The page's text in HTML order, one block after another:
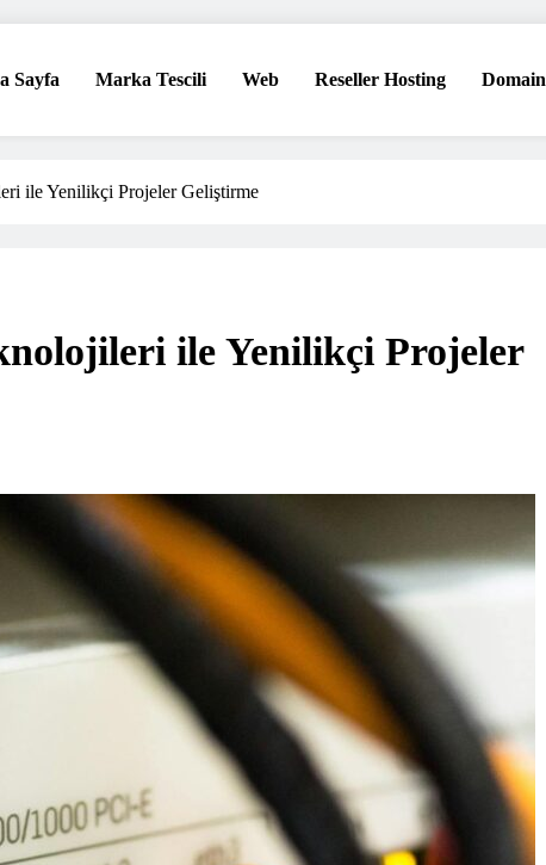
Sayfa Marka Tescili Web Reseller Hosting Domain
ile Yenilikçi Projeler Geliştirme
ile Yenilikçi Projeler